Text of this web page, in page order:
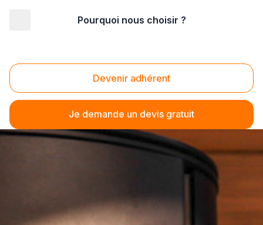
Pourquoi nous choisir ?
Devenir adhérent
Je demande un devis gratuit